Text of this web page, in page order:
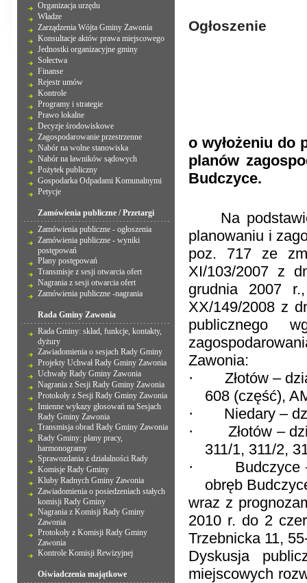
Organizacja urzędu
Władze
Zarządzenia Wójta Gminy Zawonia
Konsultacje aktów prawa miejscowego
Jednostki organizacyjne gminy
Sołectwa
Finanse
Rejestr umów
Kontrole
Programy i strategie
Prawo lokalne
Decyzje środowiskowe
Zagospodarowanie przestrzenne
Nabór na wolne stanowiska
Nabór na ławników sądowych
Pożytek publiczny
Gospodarka Odpadami Komunalnymi
Petycje
Zamówienia publiczne / Przetargi
Zamówienia publiczne - ogłoszenia
Zamówienia publiczne - wyniki
postępowań
Plany postępowań
Transmisje z sesji otwarcia ofert
Nagrania z sesji otwarcia ofert
Zamówienia publiczne -nagrania
Rada Gminy Zawonia
Rada Gminy: skład, funkcje, kontakty,
dyżury
Zawiadomienia o sesjach Rady Gminy
Projekty Uchwał Rady Gminy Zawonia
Uchwały Rady Gminy Zawonia
Nagrania z Sesji Rady Gminy Zawonia
Protokoły z Sesji Rady Gminy Zawonia
Imienne wykazy głosowań na Sesjach
Rady Gminy Zawonia
Transmisja obrad Rady Gminy Zawonia
Rady Gminy: plany pracy,
harmonogramy
Sprawozdania z działalności Rady
Komisje Rady Gminy
Kluby Radnych Gminy Zawonia
Zawiadomienia o posiedzeniach stałych
komisji Rady Gminy
Nagrania z Komisji Rady Gminy
Zawonia
Protokoły z Komisji Rady Gminy
Zawonia
Kontrole Komisji Rewizyjnej
Oświadczenia majątkowe
Ogłoszenie
o wyłożeniu do
planów
Budczyce.
Na
planowaniu i
poz. 717 ze
XI/103/2007 z
grudnia 2007
XX/149/2008 z
publicznego
Zawonia:
·
Złotów –
608 (część),
·
Niedary –
·
Złotów –
311/1, 311/2,
·
Budczyce
obręb
wraz z
2010 r. do 2
Trzebnicka 11,
Dyskusja
miejscowych